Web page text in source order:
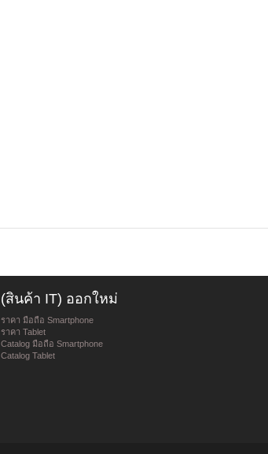
(สินค้า IT) ออกใหม่
ราคา มือถือ Smartphone
ราคา Tablet
Catalog มือถือ Smartphone
Catalog Tablet